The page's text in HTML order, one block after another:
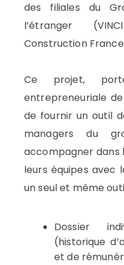
des filiales du
l’étranger
Construction
Ce projet,
entrepreneuriale
de fournir un outil
managers du
accompagner dans
leurs équipes avec
un seul et même
Dossier
(historique
et de